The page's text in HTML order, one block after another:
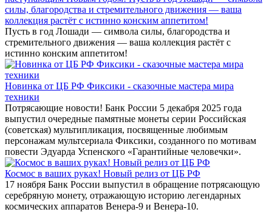
силы, благородства и стремительного движения — ваша
коллекция растёт с истинно конским аппетитом!
Пусть в год Лошади — символа силы, благородства и
стремительного движения — ваша коллекция растёт с
истинно конским аппетитом!
Новинка от ЦБ РФ Фиксики - сказочные мастера мира
техники
Потрясающие новости! Банк России 5 декабря 2025 года
выпустил очередные памятные монеты серии Российская
(советская) мультипликация, посвященные любимым
персонажам мультсериала Фиксики, созданного по мотивам
повести Эдуарда Успенского «Гарантийные человечки».
Космос в ваших руках! Новый релиз от ЦБ РФ
17 ноября Банк России выпустил в обращение потрясающую
серебряную монету, отражающую историю легендарных
космических аппаратов Венера-9 и Венера-10.